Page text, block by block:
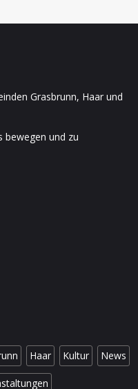
Grasbrunn, Haar und
bewegen und zu
Haar Kultur News